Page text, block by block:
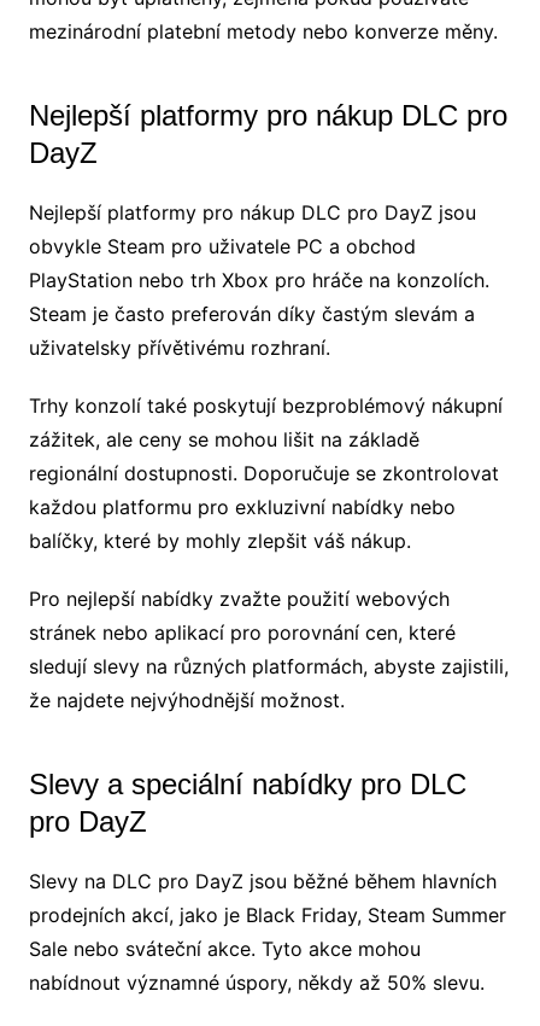
mezinárodní platební metody nebo konverze měny.
Nejlepší platformy pro nákup DLC pro
DayZ
Nejlepší platformy pro nákup DLC pro DayZ jsou
obvykle Steam pro uživatele PC a obchod
PlayStation nebo trh Xbox pro hráče na konzolích.
Steam je často preferován díky častým slevám a
uživatelsky přívětivému rozhraní.
Trhy konzolí také poskytují bezproblémový nákupní
zážitek, ale ceny se mohou lišit na základě
regionální dostupnosti. Doporučuje se zkontrolovat
každou platformu pro exkluzivní nabídky nebo
balíčky, které by mohly zlepšit váš nákup.
Pro nejlepší nabídky zvažte použití webových
stránek nebo aplikací pro porovnání cen, které
sledují slevy na různých platformách, abyste zajistili,
že najdete nejvýhodnější možnost.
Slevy a speciální nabídky pro DLC
pro DayZ
Slevy na DLC pro DayZ jsou běžné během hlavních
prodejních akcí, jako je Black Friday, Steam Summer
Sale nebo sváteční akce. Tyto akce mohou
nabídnout významné úspory, někdy až 50% slevu.